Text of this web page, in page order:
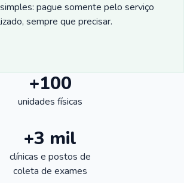
pague somente pelo serviço
sempre que precisar.
+100
unidades físicas
+3 mil
clínicas e postos de
coleta de exames